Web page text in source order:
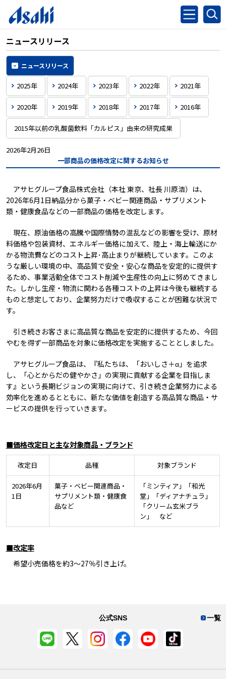
ニュースリリース
ニュースリリース
2025年 2024年 2023年 2022年 2021年
2020年 2019年 2018年 2017年 2016年
2015年以前の乳酸菌飲料「カルピス」由来の研究成果
2026年2月26日
一部商品の価格改定に関するお知らせ
アサヒグループ食品株式会社（本社 東京、社長 川原浩）は、
2026年6月1日納品分から菓子・ベビー関連商品・サプリメント
類・健康食品などの一部商品の価格を改定します。
現在、原油価格の高騰や国際情勢の混乱などの影響を受け、原材
料価格や包装資材、エネルギー価格に加えて、陸上・海上輸送にか
かる物流費などのコスト上昇･高止まりが継続しています。このよ
うな厳しい環境の中、高品質で安全・安心な商品を安定的に提供す
るため、事業活動全体でコスト削減や生産性の向上に努めてきまし
た。しかし生産・物流に関わる各種コストの上昇は今後も継続する
ものと想定しており、企業努力だけで吸収することが困難な状況で
す。
引き続きお客さまに高品質な商品を安定的に提供するため、今回
やむを得ず一部商品を対象に価格改定を実施することとしました。
アサヒグループ食品は、『私たちは、「おいしさ＋α」を追求
し、「心とからだの健やかさ」の実現に貢献する企業を目指しま
す』という長期ビジョンの実現に向けて、引き続き企業努力による
効率化を進めるとともに、新たな価値を創造する高品質な商品・サ
ービスの提供を行っていきます。
■価格改定日と主な対象商品・ブランド
改定日 品種 対象ブランド
2026年6月
1日
菓子・ベビー関連商品・
サプリメント類・健康食
品など
「ミンティア」「和光
堂」「ディアナチュラ」
「クリーム玄米ブラ
ン」 など
■改定率
希望小売価格を約3～27％引き上げ。
一覧
公式SNS